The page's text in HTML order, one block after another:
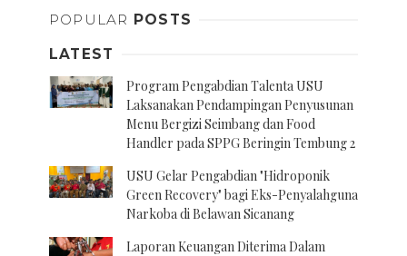
POPULAR POSTS
LATEST
Program Pengabdian Talenta USU
Laksanakan Pendampingan Penyusunan
Menu Bergizi Seimbang dan Food
Handler pada SPPG Beringin Tembung 2
USU Gelar Pengabdian "Hidroponik
Green Recovery" bagi Eks-Penyalahguna
Narkoba di Belawan Sicanang
Laporan Keuangan Diterima Dalam